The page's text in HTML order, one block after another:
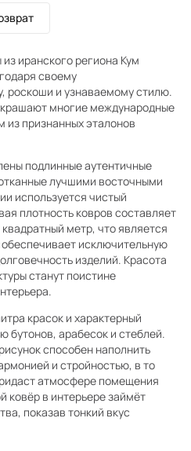
иранского региона Кум
своему
роскоши и узнаваемому стилю.
многие международные
из признанных эталонов
подлинные аутентичные
лучшими восточными
используется чистый
плотность ковров составляет
метр, что является
исключительную
изделий. Красота
станут поистине
красок и характерный
бутонов, арабесок и стеблей.
способен наполнить
и стройностью, в то
атмосфере помещения
ковёр в интерьере займёт
показав тонкий вкус